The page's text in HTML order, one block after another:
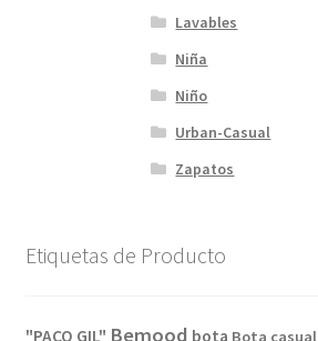
Lavables
Niña
Niño
Urban-Casual
Zapatos
Etiquetas de Producto
"PACO GIL" Bemood bota Bota casual